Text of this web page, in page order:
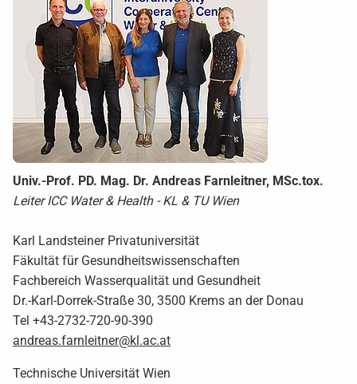
Univ.-Prof. PD. Mag. Dr. Andreas Farnleitner, MSc.tox.
Leiter ICC Water & Health - KL & TU Wien
Karl Landsteiner Privatuniversität
Fäkultät für Gesundheitswissenschaften
Fachbereich Wasserqualität und Gesundheit
Dr.-Karl-Dorrek-Straße 30, 3500 Krems an der Donau
Tel +43-2732-720-90-390
andreas.farnleitner@kl.ac.at
Technische Universität Wien